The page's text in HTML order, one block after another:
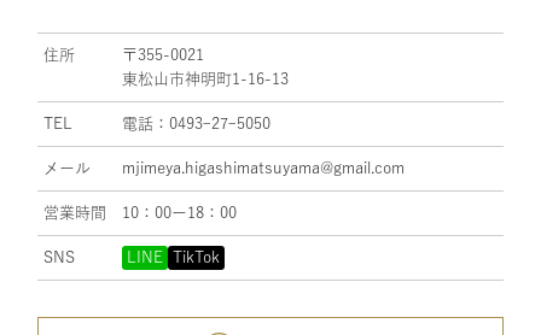
住所
〒355-0021
東松山市神明町1-16-13
TEL 電話：0493ｰ27ｰ5050
メール mjimeya.higashimatsuyama@gmail.com
営業時間 10：00ー18：00
SNS LINE TikTok